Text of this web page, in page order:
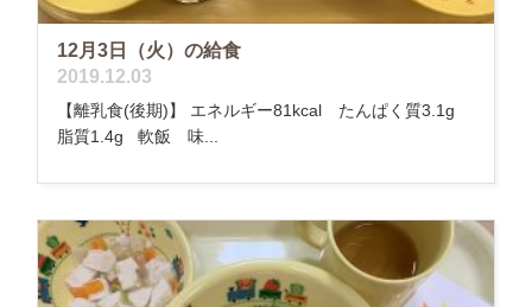
12月3日（火）の給食
2019.12.03
【離乳食(後期)】 エネルギー81kcal たんぱく質3.1g
脂質1.4g 軟飯 味...